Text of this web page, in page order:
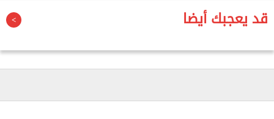
جنوب الصعيد الثقافي، ومن خلال فرع ثقافة البحر الأحمر،
أقام قصر ثقافة الغردقة محاضرة بعنوان "الإسعافات
الأولية النفسية"، قدمتها الدكتورة سوزان نبيل،
استشاري الصحة النفسية، مؤكدة خلالها أهمية تقديم
والضغوط، مع استعراض الأساليب الصحيحة للتعامل مع
قد يعجبك أيضا